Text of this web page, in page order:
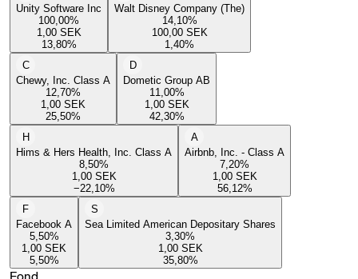
Unity Software Inc
100,00%
1,00 SEK
13,80%
Walt Disney Company (The)
14,10%
100,00 SEK
1,40%
C
Chewy, Inc. Class A
12,70%
1,00 SEK
25,50%
D
Dometic Group AB
11,00%
1,00 SEK
42,30%
H
Hims & Hers Health, Inc. Class A
8,50%
1,00 SEK
−22,10%
A
Airbnb, Inc. - Class A
7,20%
1,00 SEK
56,12%
F
Facebook A
5,50%
1,00 SEK
5,50%
S
Sea Limited American Depositary Shares
3,30%
1,00 SEK
35,80%